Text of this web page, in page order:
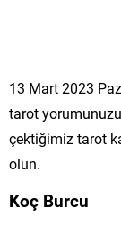
13 Mart 2023
tarot
çektiğimiz tarot
olun.
Koç Burcu